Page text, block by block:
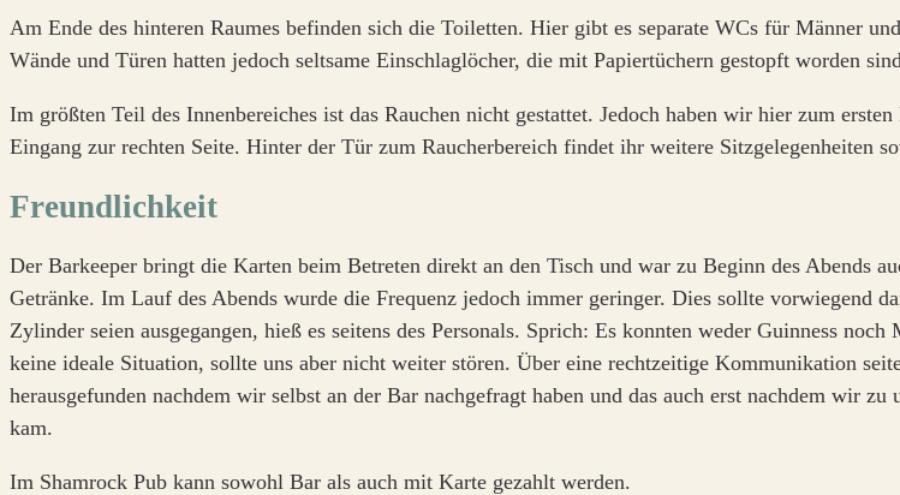
Am Ende des hinteren Raumes befinden sich die Toiletten. Hier gibt es separate WCs für Männer
Wände und Türen hatten jedoch seltsame Einschlaglöcher, die mit Papiertüchern gestopft worden
Im größten Teil des Innenbereiches ist das Rauchen nicht gestattet. Jedoch haben wir hier zum
Eingang zur rechten Seite. Hinter der Tür zum Raucherbereich findet ihr weitere Sitzgelegenheiten
Freundlichkeit
Der Barkeeper bringt die Karten beim Betreten direkt an den Tisch und war zu Beginn des Abends
Getränke. Im Lauf des Abends wurde die Frequenz jedoch immer geringer. Dies sollte vorwiegend
Zylinder seien ausgegangen, hieß es seitens des Personals. Sprich: Es konnten weder Guinness
keine ideale Situation, sollte uns aber nicht weiter stören. Über eine rechtzeitige Kommunikation
herausgefunden nachdem wir selbst an der Bar nachgefragt haben und das auch erst nachdem wir
kam.
Im Shamrock Pub kann sowohl Bar als auch mit Karte gezahlt werden.